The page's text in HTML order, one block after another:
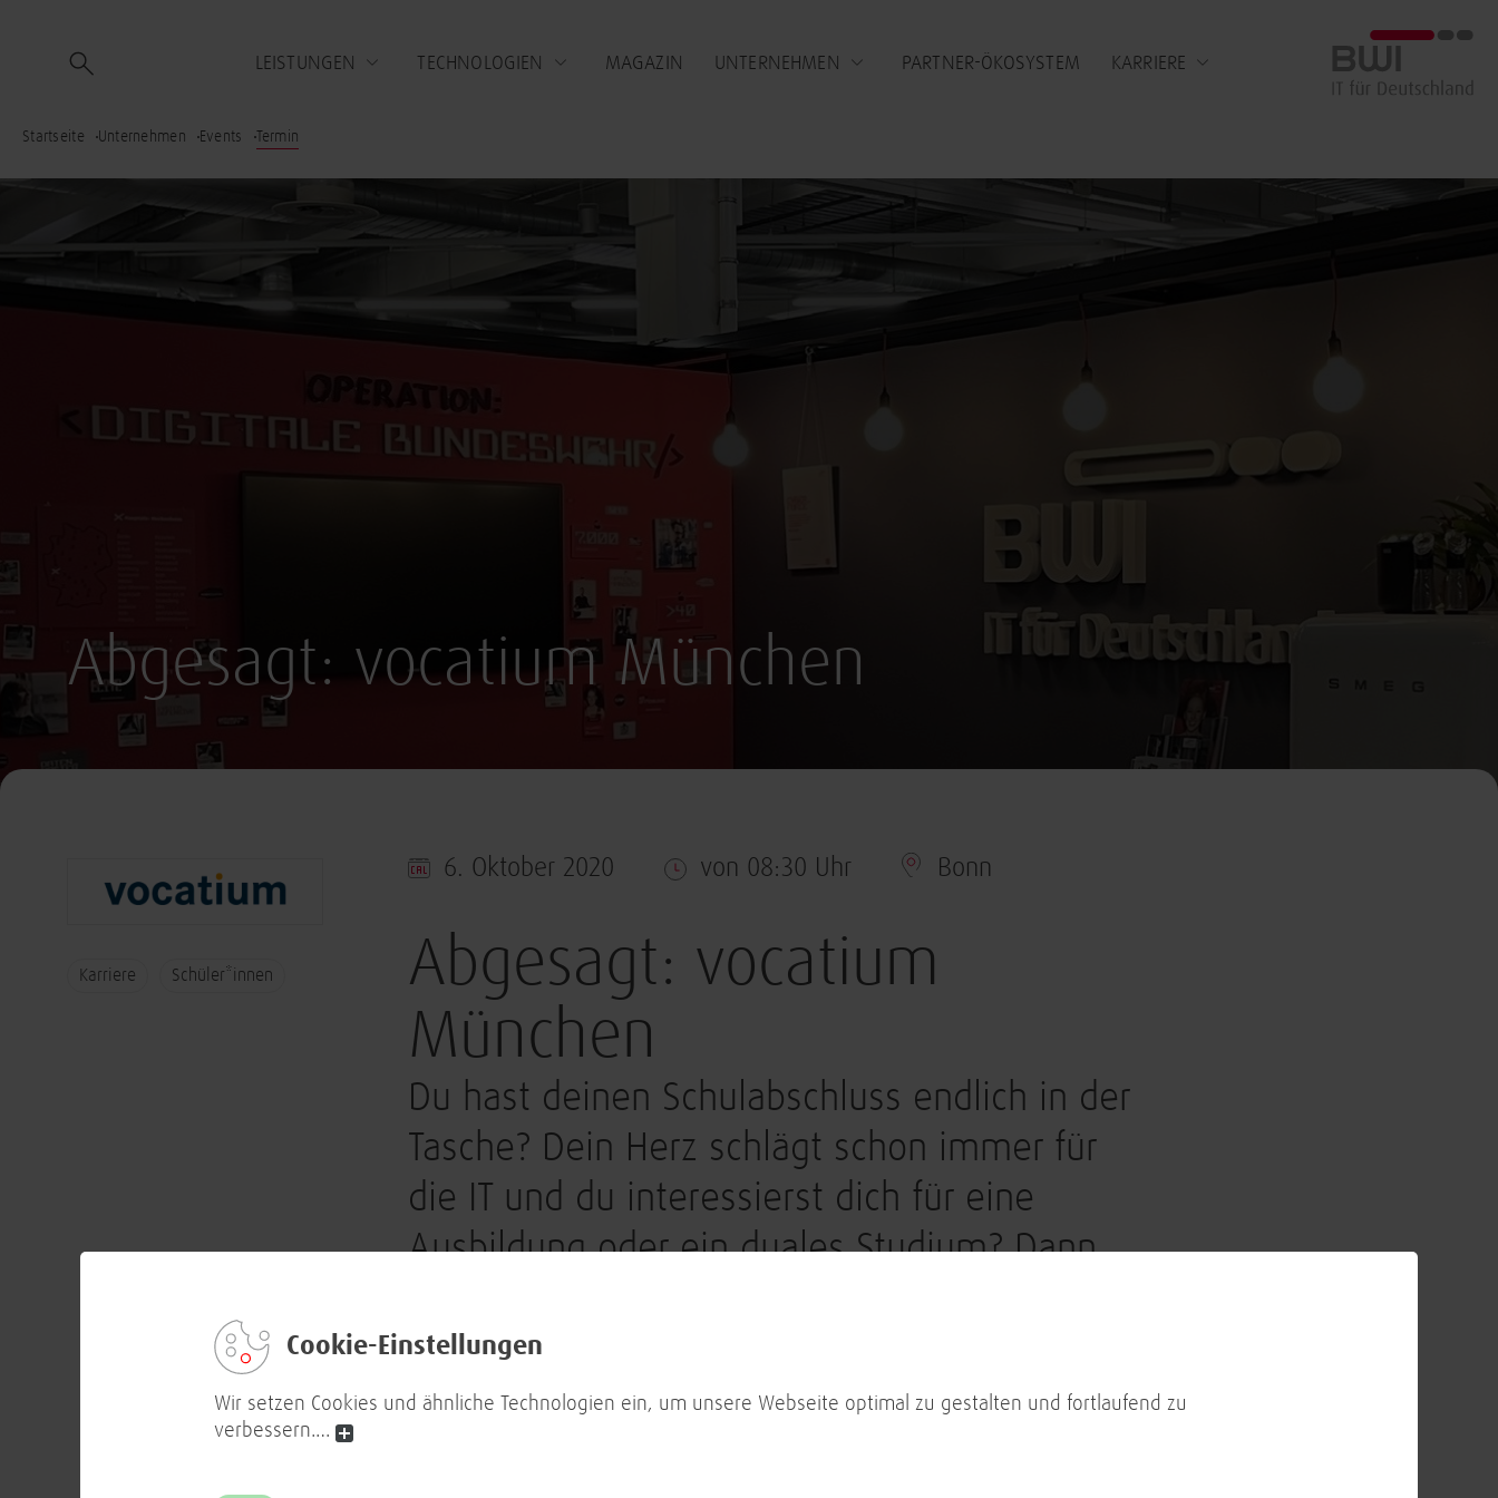
Cookie-Einstellungen
Wir setzen Cookies und ähnliche Technologien ein, um unsere Webseite optimal zu gestalten und fortlaufend zu
verbessern.…
LEISTUNGEN TECHNOLOGIEN MAGAZIN UNTERNEHMEN PARTNER-ÖKOSYSTEM KARRIERE
BWI GmbH
Startseite Unternehmen Events Termin
Abgesagt: vocatium München
Karriere Schüler*innen
6. Oktober 2020 von 08:30 Uhr Bonn
Abgesagt: vocatium
München
Du hast deinen Schulabschluss endlich in der
Tasche? Dein Herz schlägt schon immer für
die IT und du interessierst dich für eine
Ausbildung oder ein duales Studium? Dann
München.
Besuche unsere Kolleg*innen am Stand und informiere dich in einem